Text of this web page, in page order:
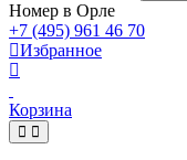
Номер в Орле
+7 (495) 961 46 70
Избранное
Корзина